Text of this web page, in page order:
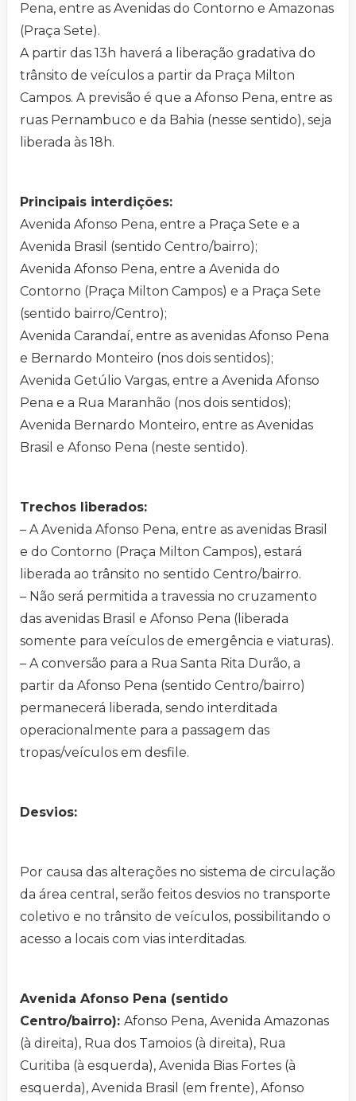
Pena, entre as Avenidas do Contorno e Amazonas
(Praça Sete).
A partir das 13h haverá a liberação gradativa do
trânsito de veículos a partir da Praça Milton
Campos. A previsão é que a Afonso Pena, entre as
ruas Pernambuco e da Bahia (nesse sentido), seja
liberada às 18h.
Principais interdições:
Avenida Afonso Pena, entre a Praça Sete e a
Avenida Brasil (sentido Centro/bairro);
Avenida Afonso Pena, entre a Avenida do
Contorno (Praça Milton Campos) e a Praça Sete
(sentido bairro/Centro);
Avenida Carandaí, entre as avenidas Afonso Pena
e Bernardo Monteiro (nos dois sentidos);
Avenida Getúlio Vargas, entre a Avenida Afonso
Pena e a Rua Maranhão (nos dois sentidos);
Avenida Bernardo Monteiro, entre as Avenidas
Brasil e Afonso Pena (neste sentido).
Trechos liberados:
– A Avenida Afonso Pena, entre as avenidas Brasil
e do Contorno (Praça Milton Campos), estará
liberada ao trânsito no sentido Centro/bairro.
– Não será permitida a travessia no cruzamento
das avenidas Brasil e Afonso Pena (liberada
somente para veículos de emergência e viaturas).
– A conversão para a Rua Santa Rita Durão, a
partir da Afonso Pena (sentido Centro/bairro)
permanecerá liberada, sendo interditada
operacionalmente para a passagem das
tropas/veículos em desfile.
Desvios:
Por causa das alterações no sistema de circulação
da área central, serão feitos desvios no transporte
coletivo e no trânsito de veículos, possibilitando o
acesso a locais com vias interditadas.
Avenida Afonso Pena (sentido
Centro/bairro): Afonso Pena, Avenida Amazonas
(à direita), Rua dos Tamoios (à direita), Rua
Curitiba (à esquerda), Avenida Bias Fortes (à
esquerda), Avenida Brasil (em frente), Afonso